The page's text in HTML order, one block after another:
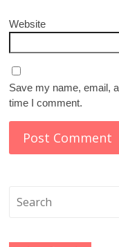
Website
Save my name, email,
time I comment.